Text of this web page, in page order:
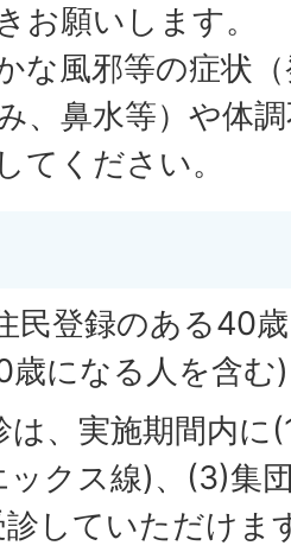
お願いします。
な風邪等の症状
、鼻水等）や体
てください。
民登録のある40
になる人を含む)
は、実施期間内に
ックス線)、(3)集
していただけま